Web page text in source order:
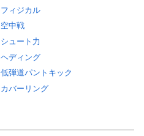
フィジカル
空中戦
シュート力
ヘディング
低弾道パントキック
カバーリング